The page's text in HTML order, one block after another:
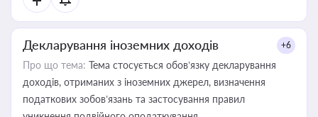
Декларування іноземних доходів +6
Про що тема: Тема стосується обов’язку декларування
доходів, отриманих з іноземних джерел, визначення
податкових зобов’язань та застосування правил